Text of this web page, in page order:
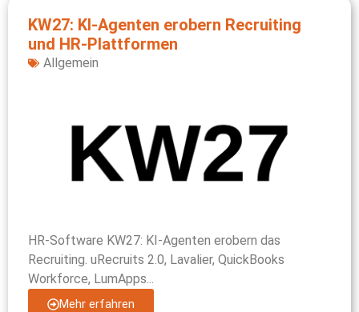
KW27: KI-Agenten erobern Recruiting
und HR-Plattformen
Allgemein
HR-Software KW27: KI-Agenten erobern das
Recruiting. uRecruits 2.0, Lavalier, QuickBooks
Workforce, LumApps...
Mehr erfahren